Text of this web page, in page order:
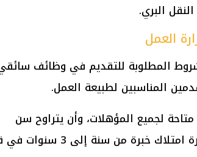
البري.
العمل
المطلوبة للتقديم في وظائف
المناسبين لطبيعة العمل.
متاحة لجميع المؤهلات، وأن يتراوح سن
المتقدم بين 35 و55 عامًا، مع ضرورة امتلاك خبرة